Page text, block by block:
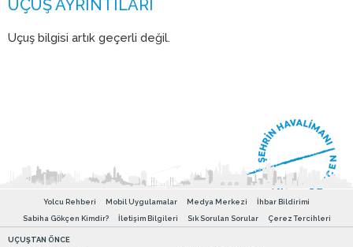
Uçuş bilgisi artık geçerli değil.
Yolcu Rehberi Mobil Uygulamalar Medya Merkezi
İhbar Bildirimi
Sabiha Gökçen Kimdir?
İletişim Bilgileri Sık Sorulan Sorular Çerez Tercihleri
UÇUŞTAN ÖNCE